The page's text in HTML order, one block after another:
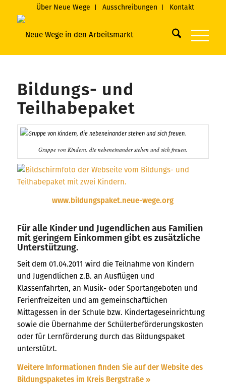
Über Neue Wege Ausschreibungen Kontakt
Bildungs- und
Teilhabepaket
Gruppe von Kindern, die nebeneinander stehen und sich freuen.
www.bildungspaket.neue-wege.org
Für alle Kinder und Jugendlichen aus Familien
mit geringem Einkommen gibt es zusätzliche
Unterstützung.
Seit dem 01.04.2011 wird die Teilnahme von Kindern
und Jugendlichen z.B. an Ausflügen und
Klassenfahrten, an Musik- oder Sportangeboten und
Ferienfreizeiten und am gemeinschaftlichen
Mittagessen in der Schule bzw. Kindertageseinrichtung
sowie die Übernahme der Schülerbeförderungskosten
oder für Lernförderung durch das Bildungspaket
unterstützt.
Weitere Informationen finden Sie auf der Website des
Bildungspaketes im Kreis Bergstraße »